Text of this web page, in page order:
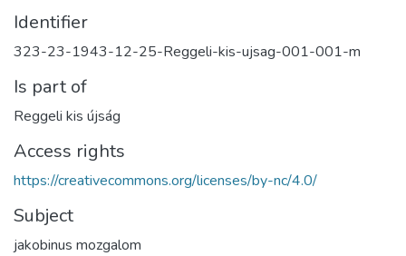
Identifier
323-23-1943-12-25-Reggeli-kis-ujsag-001-001-m
Is part of
Reggeli kis újság
Access rights
https://creativecommons.org/licenses/by-nc/4.0/
Subject
jakobinus mozgalom